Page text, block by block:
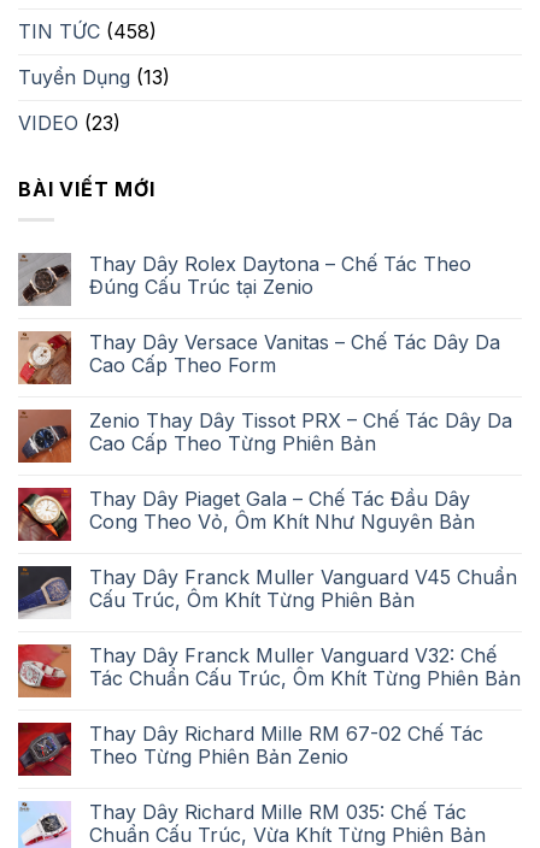
TIN TỨC (458)
Tuyển Dụng (13)
VIDEO (23)
BÀI VIẾT MỚI
Thay Dây Rolex Daytona – Chế Tác Theo
Đúng Cấu Trúc tại Zenio
Thay Dây Versace Vanitas – Chế Tác Dây Da
Cao Cấp Theo Form
Zenio Thay Dây Tissot PRX – Chế Tác Dây Da
Cao Cấp Theo Từng Phiên Bản
Thay Dây Piaget Gala – Chế Tác Đầu Dây
Cong Theo Vỏ, Ôm Khít Như Nguyên Bản
Thay Dây Franck Muller Vanguard V45 Chuẩn
Cấu Trúc, Ôm Khít Từng Phiên Bản
Thay Dây Franck Muller Vanguard V32: Chế
Tác Chuẩn Cấu Trúc, Ôm Khít Từng Phiên Bản
Thay Dây Richard Mille RM 67-02 Chế Tác
Theo Từng Phiên Bản Zenio
Thay Dây Richard Mille RM 035: Chế Tác
Chuẩn Cấu Trúc, Vừa Khít Từng Phiên Bản